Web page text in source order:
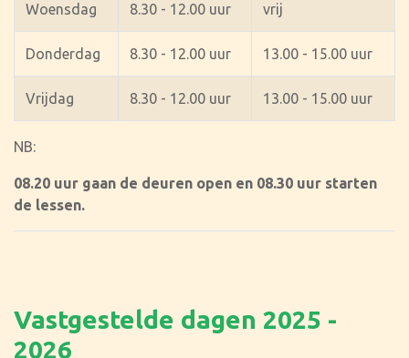
Woensdag 8.30 - 12.00 uur vrij
Donderdag 8.30 - 12.00 uur 13.00 - 15.00 uur
Vrijdag 8.30 - 12.00 uur 13.00 - 15.00 uur
NB:
08.20 uur gaan de deuren open en 08.30 uur starten
de lessen.
Vastgestelde dagen 2025 -
2026